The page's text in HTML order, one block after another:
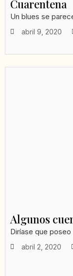
Cuarentena
Un blues se
abril 9, 2020
Algunos
Diríase que
abril 2, 2020